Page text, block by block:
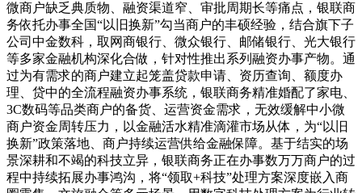
微商户缺乏典质物、融资渠道窄、审批周期长等痛点，银联商
务依托办事全国“以旧换新”勾当商户的丰硕经验，结合旗下子
公司中金数科，取网商银行、微众银行、邮储银行、光大银行
等多家金融机构深化合做，针对性推出系列融资办事产物。通
过为有需求的商户建立起笼盖贷款申请、资历查询、额度办
理、贷中的全流程融资办事系统，银联商务精准婚配了家电、
3C数码等品类商户的备货、运营资金需求，无效缓解中小微
商户资金周转压力，以金融活水精准滴灌市场从体，为“以旧
换新”政策落地、商户持续运营供给金融保障。基于结实的场
景深耕和不竭的科技立异，银联商务正在办事数万万商户的过
程中持续拓展办事鸿沟，将“领取+科技”处理方案深度嵌入商